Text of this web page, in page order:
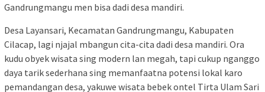
Gandrungmangu men bisa dadi desa mandiri.
Desa Layansari, Kecamatan Gandrungmangu, Kabupaten
Cilacap, lagi njajal mbangun cita-cita dadi desa mandiri. Ora
kudu obyek wisata sing modern lan megah, tapi cukup nganggo
daya tarik sederhana sing memanfaatna potensi lokal karo
pemandangan desa, yakuwe wisata bebek ontel Tirta Ulam Sari